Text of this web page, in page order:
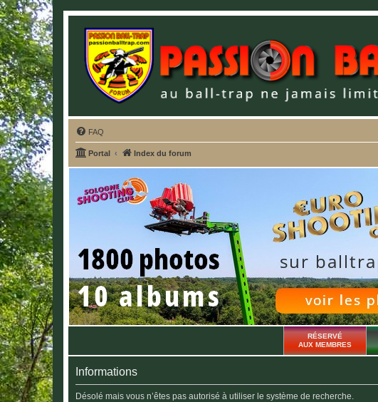
FAQ
Portal Index du forum
RÉSERVÉ
AUX MEMBRES
Informations
Désolé mais vous n’êtes pas autorisé à utiliser le système de recherche.